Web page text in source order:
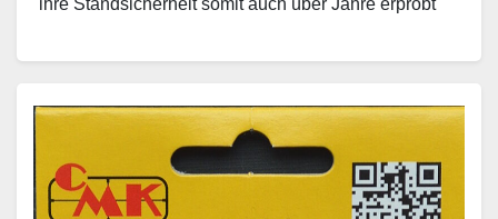
ihre Standsicherheit somit auch über Jahre erprobt